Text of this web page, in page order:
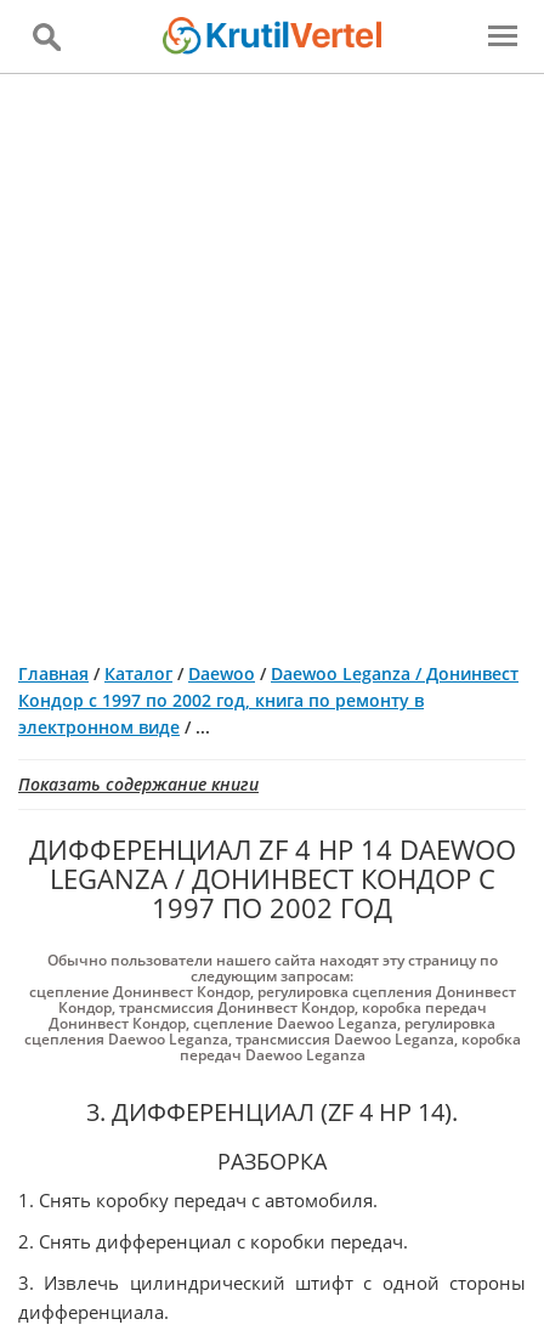
Главная / Каталог / Daewoo / Daewoo Leganza / Донинвест
Кондор с 1997 по 2002 год, книга по ремонту в
электронном виде / ...
Показать содержание книги
ДИФФЕРЕНЦИАЛ ZF 4 HP 14 DAEWOO
LEGANZA / ДОНИНВЕСТ КОНДОР С
1997 ПО 2002 ГОД
Обычно пользователи нашего сайта находят эту страницу по
следующим запросам:
сцепление Донинвест Кондор, регулировка сцепления Донинвест
Кондор,трансмиссия Донинвест Кондор, коробка передач
Донинвест Кондор,сцепление Daewoo Leganza, регулировка
сцепления Daewoo Leganza,трансмиссия Daewoo Leganza, коробка
передач Daewoo Leganza
3. ДИФФЕРЕНЦИАЛ (ZF 4 HP 14).
РАЗБОРКА
1. Снять коробку передач с автомобиля.
2. Снять дифференциал с коробки передач.
3. Извлечь цилиндрический штифт с одной стороны
дифференциала.